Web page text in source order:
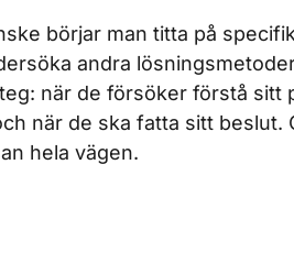
börjar man titta på
andra
när de försöker förstå sitt
när de ska fatta sitt beslut.
hela vägen.